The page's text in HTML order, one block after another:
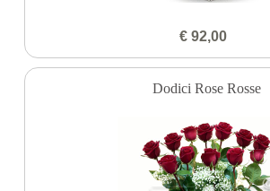
€ 92,00
Dodici Rose Rosse